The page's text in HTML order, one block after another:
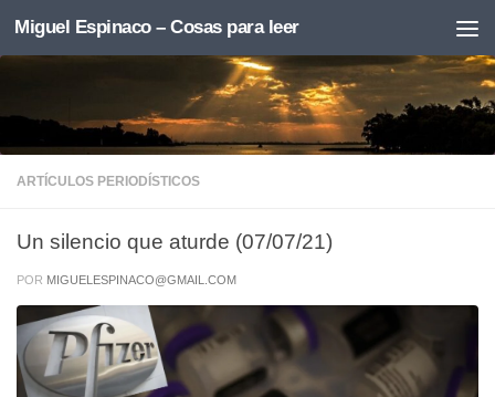
Skip to content
Miguel Espinaco – Cosas para leer
ARTÍCULOS PERIODÍSTICOS
Un silencio que aturde (07/07/21)
POR MIGUELESPINACO@GMAIL.COM